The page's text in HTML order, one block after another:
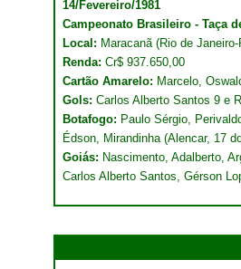
14/Fevereiro/1981
Campeonato Brasileiro - Taça
Local: Maracanã (Rio de Janeiro-
Renda: Cr$ 937.650,00
Cartão Amarelo: Marcelo,
Gols: Carlos Alberto Santos 9 e
Botafogo: Paulo Sérgio,
Édson, Mirandinha (Alencar, 17
Goiás: Nascimento, Adalberto,
Carlos Alberto Santos, Gérson